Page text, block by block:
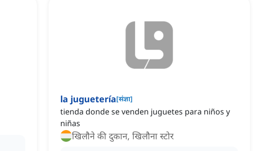
la juguetería[संज्ञा]
tienda donde se venden juguetes para niños y
niñas
खिलौने की दुकान, खिलौना स्टोर